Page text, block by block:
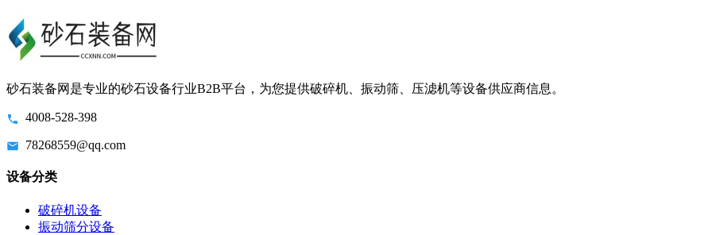
砂石装备网是专业的砂石设备行业B2B平台，为您提供破碎机、振动筛、压滤机等设备供应商信息。
4008-528-398
78268559@qq.com
设备分类
破碎机设备
振动筛分设备